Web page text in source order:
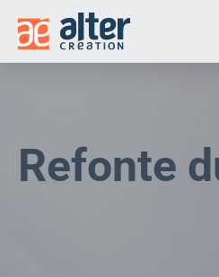
Refonte
Panneau de gestion des cookies